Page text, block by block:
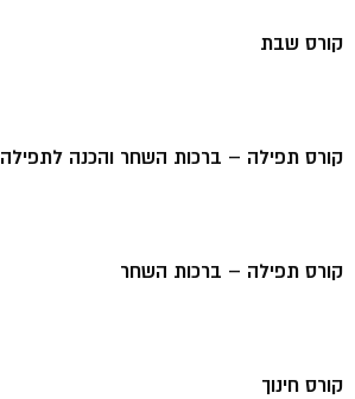
קורס שבת
קורס תפילה – ברכות השחר והכנה לתפילה
קורס תפילה – ברכות השחר
קורס חינוך